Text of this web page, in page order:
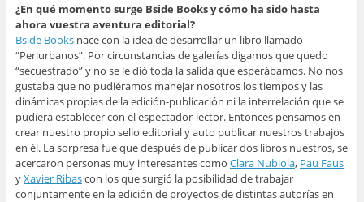
¿En qué momento surge Bside Books y cómo ha sido hasta
ahora vuestra aventura editorial?
Bside Booksnace con la idea de desarrollar un libro llamado
“Periurbanos”. Por circunstancias de galerías digamos que quedo
“secuestrado” y no se le dió toda la salida que esperábamos. No nos
gustaba que no pudiéramos manejar nosotros los tiempos y las
dinámicas propias de la edición-publicación ni la interrelación que se
pudiera establecer con el espectador-lector. Entonces pensamos en
crear nuestro propio sello editorial y auto publicar nuestros trabajos
en él. La sorpresa fue que después de publicar dos libros nuestros, se
acercaron personas muy interesantes como Clara Nubiola, Pau Faus
yXavier Ribascon los que surgió la posibilidad de trabajar
conjuntamente en la edición de proyectos de distintas autorías en